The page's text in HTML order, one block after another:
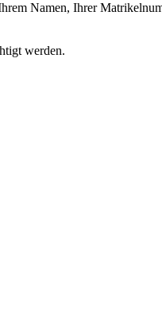
Namen, Ihrer
werden.